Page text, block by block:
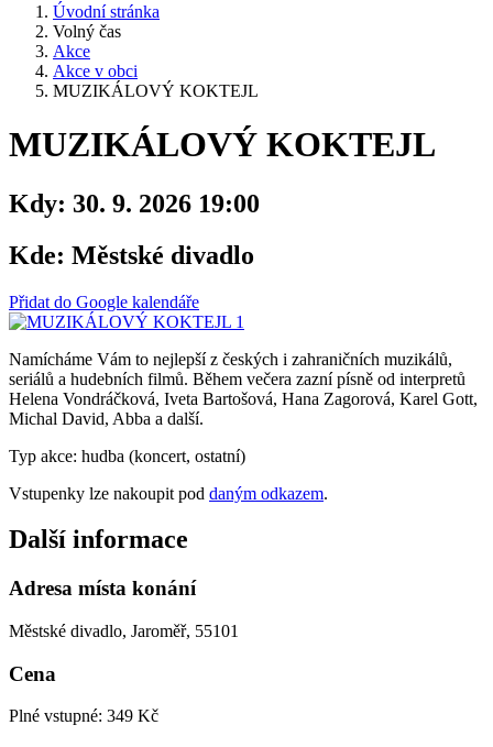
Úvodní stránka
Volný čas
Akce
Akce v obci
MUZIKÁLOVÝ KOKTEJL
MUZIKÁLOVÝ KOKTEJL
Kdy: 30. 9. 2026 19:00
Kde: Městské divadlo
Přidat do Google kalendáře
Namícháme Vám to nejlepší z českých i zahraničních muzikálů,
seriálů a hudebních filmů. Během večera zazní písně od interpretů
Helena Vondráčková, Iveta Bartošová, Hana Zagorová, Karel Gott,
Michal David, Abba a další.
Typ akce: hudba (koncert, ostatní)
Vstupenky lze nakoupit pod daným odkazem.
Další informace
Adresa místa konání
Městské divadlo, Jaroměř, 55101
Cena
Plné vstupné: 349 Kč